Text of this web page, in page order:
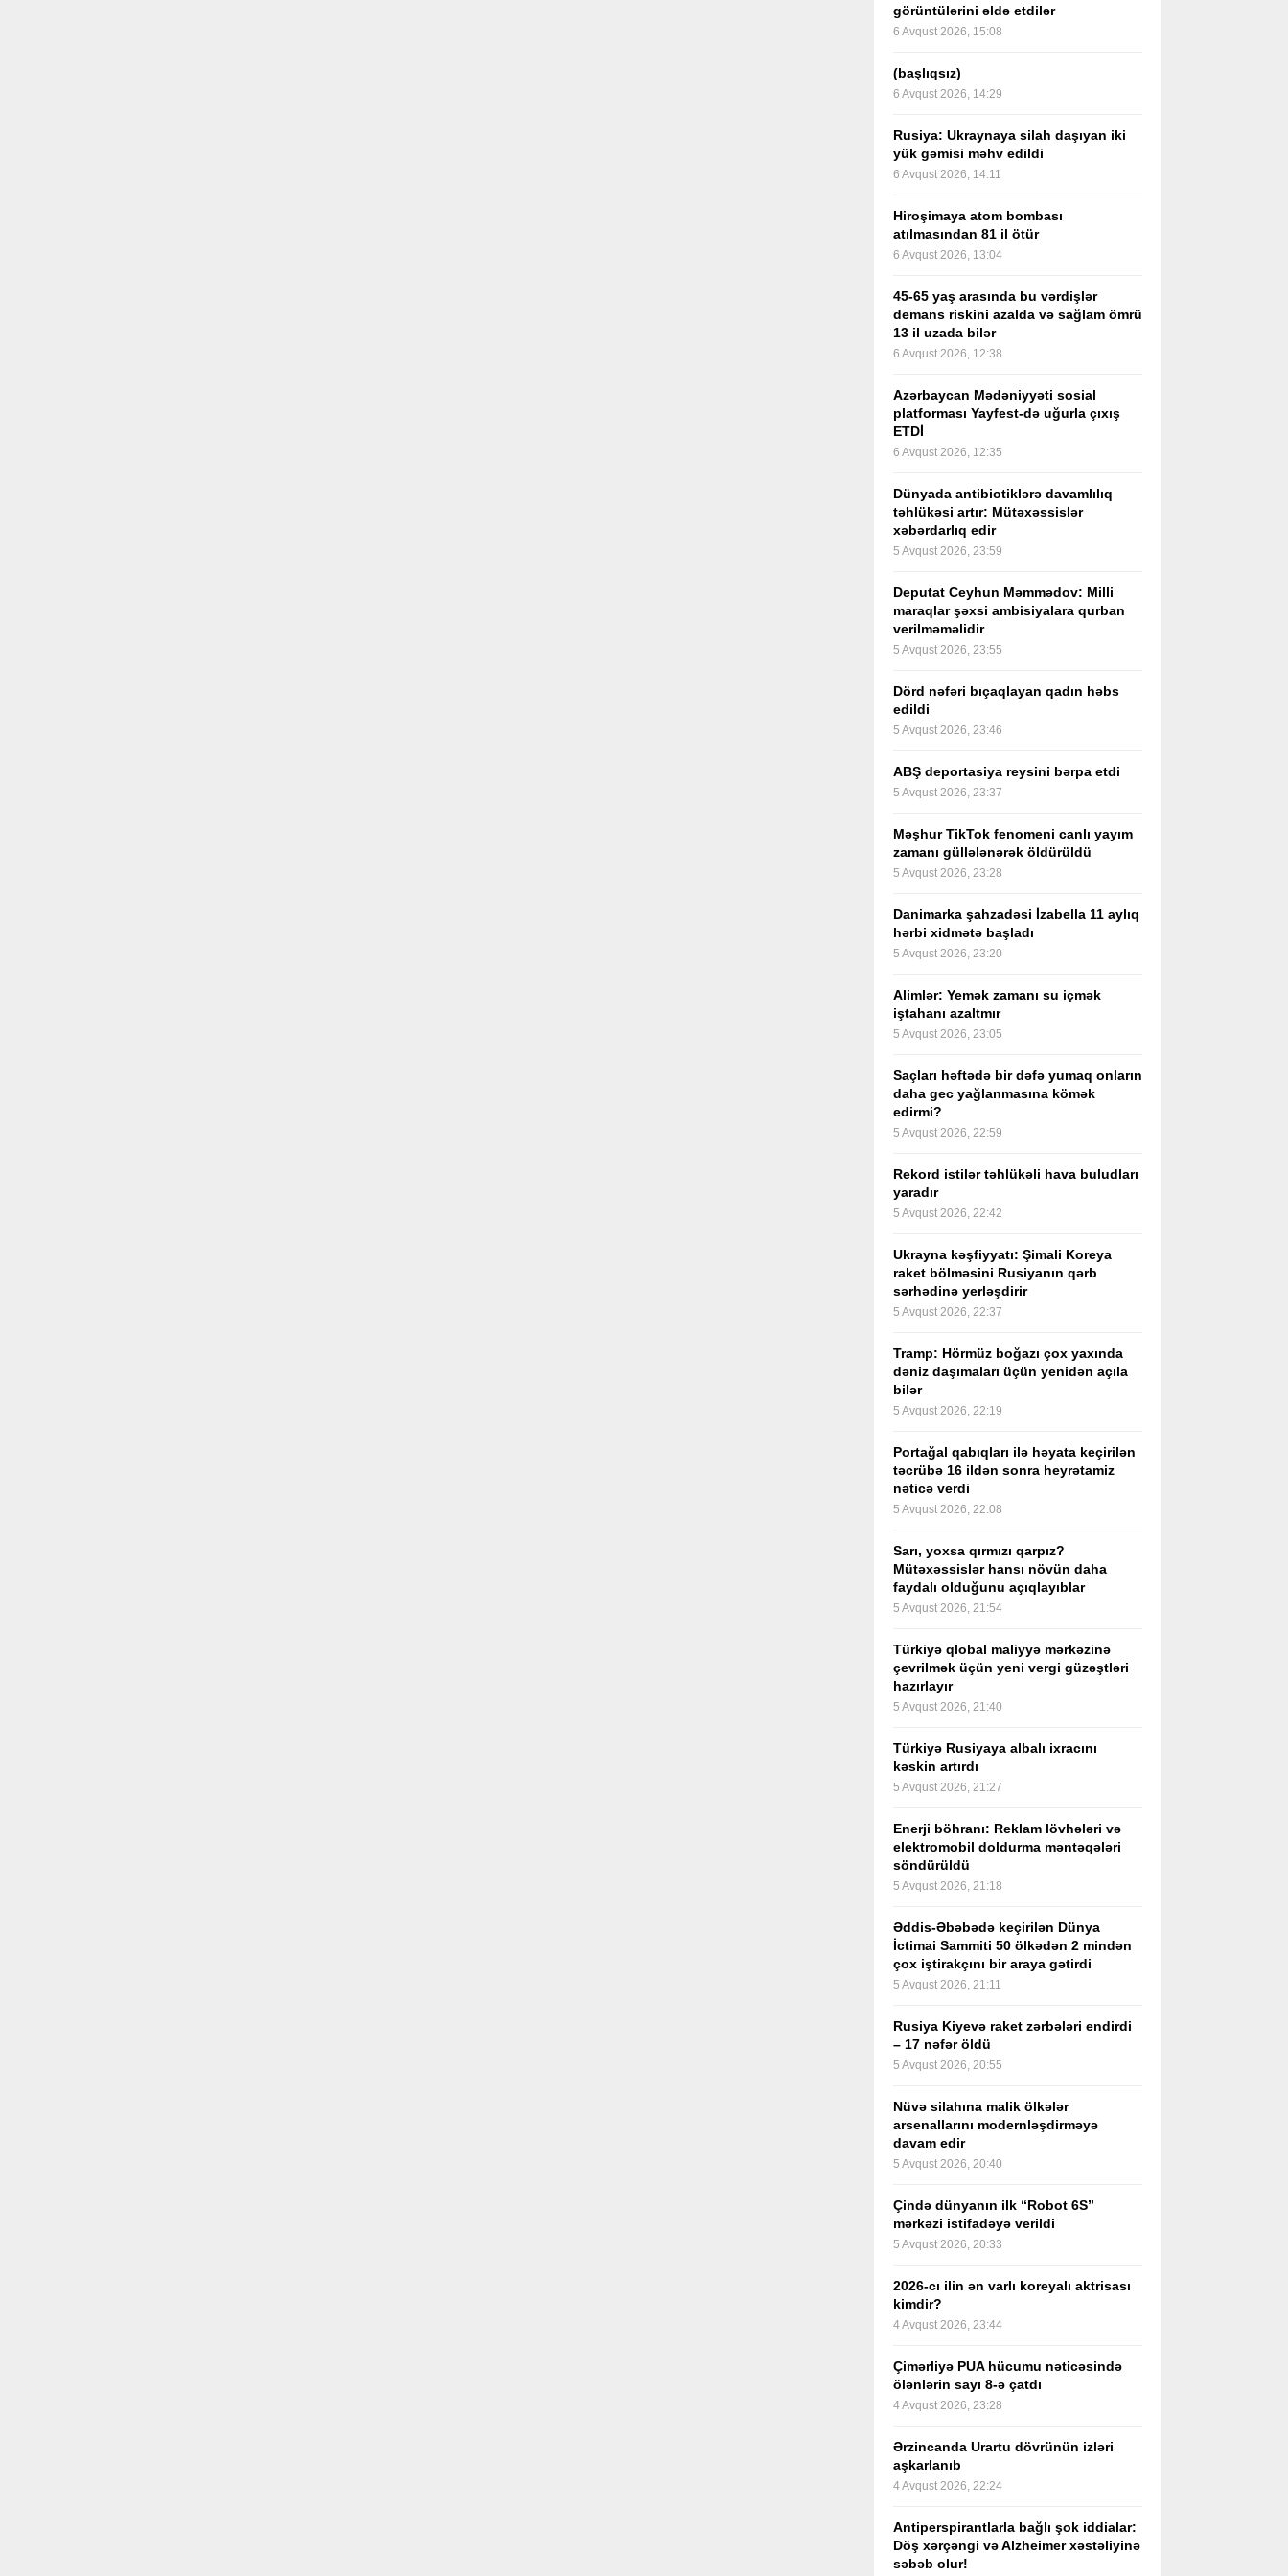
görüntülərini əldə etdilər
6 Avqust 2026, 15:08
(başlıqsız)
6 Avqust 2026, 14:29
Rusiya: Ukraynaya silah daşıyan iki
yük gəmisi məhv edildi
6 Avqust 2026, 14:11
Hiroşimaya atom bombası
atılmasından 81 il ötür
6 Avqust 2026, 13:04
45-65 yaş arasında bu vərdişlər
demans riskini azalda və sağlam ömrü
13 il uzada bilər
6 Avqust 2026, 12:38
Azərbaycan Mədəniyyəti sosial
platforması Yayfest-də uğurla çıxış
ETDİ
6 Avqust 2026, 12:35
Dünyada antibiotiklərə davamlılıq
təhlükəsi artır: Mütəxəssislər
xəbərdarlıq edir
5 Avqust 2026, 23:59
Deputat Ceyhun Məmmədov: Milli
maraqlar şəxsi ambisiyalara qurban
verilməməlidir
5 Avqust 2026, 23:55
Dörd nəfəri bıçaqlayan qadın həbs
edildi
5 Avqust 2026, 23:46
ABŞ deportasiya reysini bərpa etdi
5 Avqust 2026, 23:37
Məşhur TikTok fenomeni canlı yayım
zamanı güllələnərək öldürüldü
5 Avqust 2026, 23:28
Danimarka şahzadəsi İzabella 11 aylıq
hərbi xidmətə başladı
5 Avqust 2026, 23:20
Alimlər: Yemək zamanı su içmək
iştahanı azaltmır
5 Avqust 2026, 23:05
Saçları həftədə bir dəfə yumaq onların
daha gec yağlanmasına kömək
edirmi?
5 Avqust 2026, 22:59
Rekord istilər təhlükəli hava buludları
yaradır
5 Avqust 2026, 22:42
Ukrayna kəşfiyyatı: Şimali Koreya
raket bölməsini Rusiyanın qərb
sərhədinə yerləşdirir
5 Avqust 2026, 22:37
Tramp: Hörmüz boğazı çox yaxında
dəniz daşımaları üçün yenidən açıla
bilər
5 Avqust 2026, 22:19
Portağal qabıqları ilə həyata keçirilən
təcrübə 16 ildən sonra heyrətamiz
nəticə verdi
5 Avqust 2026, 22:08
Sarı, yoxsa qırmızı qarpız?
Mütəxəssislər hansı növün daha
faydalı olduğunu açıqlayıblar
5 Avqust 2026, 21:54
Türkiyə qlobal maliyyə mərkəzinə
çevrilmək üçün yeni vergi güzəştləri
hazırlayır
5 Avqust 2026, 21:40
Türkiyə Rusiyaya albalı ixracını
kəskin artırdı
5 Avqust 2026, 21:27
Enerji böhranı: Reklam lövhələri və
elektromobil doldurma məntəqələri
söndürüldü
5 Avqust 2026, 21:18
Əddis-Əbəbədə keçirilən Dünya
İctimai Sammiti 50 ölkədən 2 mindən
çox iştirakçını bir araya gətirdi
5 Avqust 2026, 21:11
Rusiya Kiyevə raket zərbələri endirdi
– 17 nəfər öldü
5 Avqust 2026, 20:55
Nüvə silahına malik ölkələr
arsenallarını modernləşdirməyə
davam edir
5 Avqust 2026, 20:40
Çində dünyanın ilk “Robot 6S”
mərkəzi istifadəyə verildi
5 Avqust 2026, 20:33
2026-cı ilin ən varlı koreyalı aktrisası
kimdir?
4 Avqust 2026, 23:44
Çimərliyə PUA hücumu nəticəsində
ölənlərin sayı 8-ə çatdı
4 Avqust 2026, 23:28
Ərzincanda Urartu dövrünün izləri
aşkarlanıb
4 Avqust 2026, 22:24
Antiperspirantlarla bağlı şok iddialar:
Döş xərçəngi və Alzheimer xəstəliyinə
səbəb olur!